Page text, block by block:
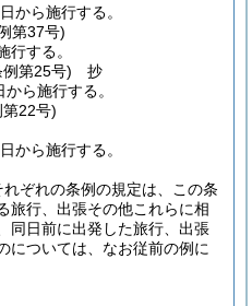
から施行する。
第37号)
行する。
例第25号) 抄
ら施行する。
第22号)
から施行する。
ぞれの条例の規定は、この条
旅行、出張その他これらに相
同日前に出発した旅行、出張
については、なお従前の例に